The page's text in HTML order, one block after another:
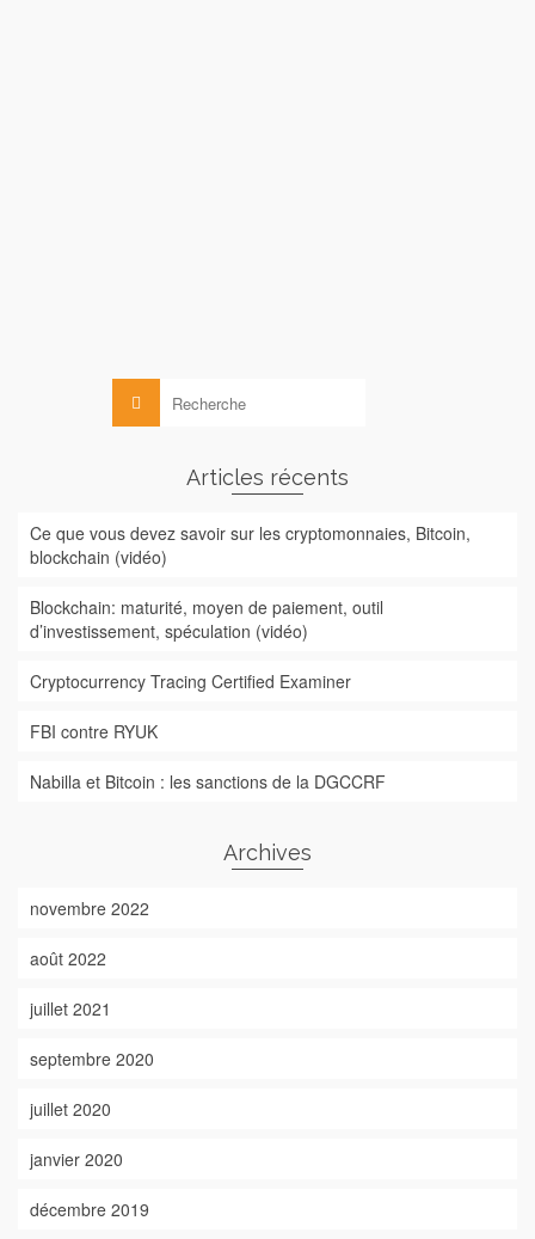
Articles récents
Ce que vous devez savoir sur les cryptomonnaies, Bitcoin,
blockchain (vidéo)
Blockchain: maturité, moyen de paiement, outil
d’investissement, spéculation (vidéo)
Cryptocurrency Tracing Certified Examiner
FBI contre RYUK
Nabilla et Bitcoin : les sanctions de la DGCCRF
Archives
novembre 2022
août 2022
juillet 2021
septembre 2020
juillet 2020
janvier 2020
décembre 2019